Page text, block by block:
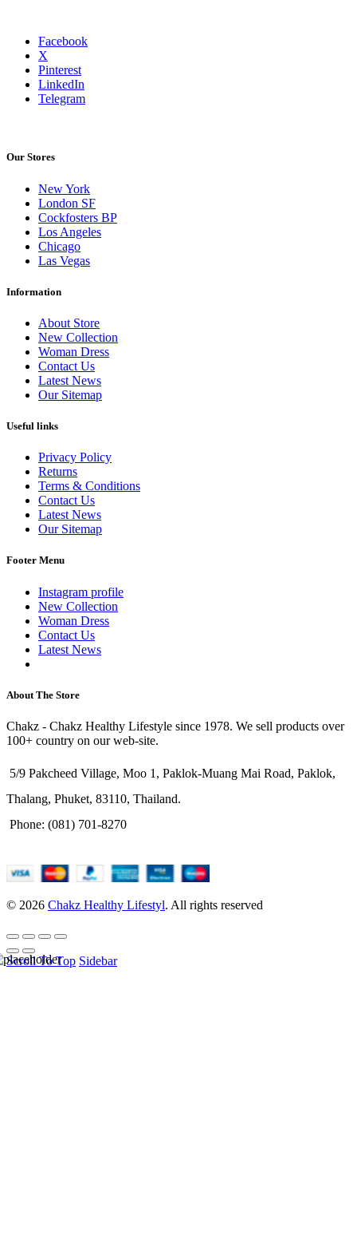
Facebook
X
Pinterest
LinkedIn
Telegram
Our Stores
New York
London SF
Cockfosters BP
Los Angeles
Chicago
Las Vegas
Information
About Store
New Collection
Woman Dress
Contact Us
Latest News
Our Sitemap
Useful links
Privacy Policy
Returns
Terms & Conditions
Contact Us
Latest News
Our Sitemap
Footer Menu
Instagram profile
New Collection
Woman Dress
Contact Us
Latest News
About The Store
Chakz - Chakz Healthy Lifestyle since 1978. We sell products over
100+ country on our web-site.
5/9 Pakcheed Village, Moo 1, Paklok-Muang Mai Road, Paklok,
Thalang, Phuket, 83110, Thailand.
Phone: (081) 701-8270
© 2026 Chakz Healthy Lifestyl. All rights reserved
Scroll To Top Sidebar